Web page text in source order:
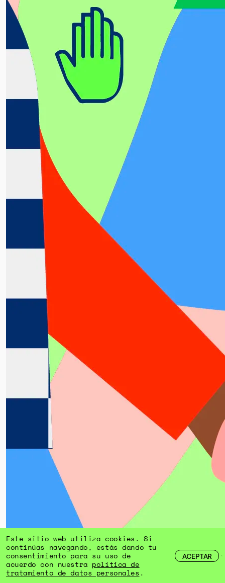
Ilustración: Wil Huertas (@uuily)
Este sitio web utiliza cookies. Si
continúas navegando, estás dando tu
consentimiento para su uso de
acuerdo con nuestra política de
tratamiento de datos personales .
ACEPTAR